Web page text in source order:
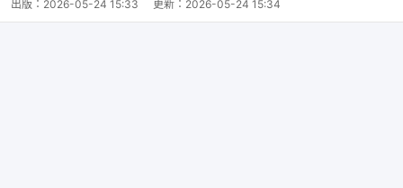
出版： 2026-05-24 15:33 更新： 2026-05-24 15:34